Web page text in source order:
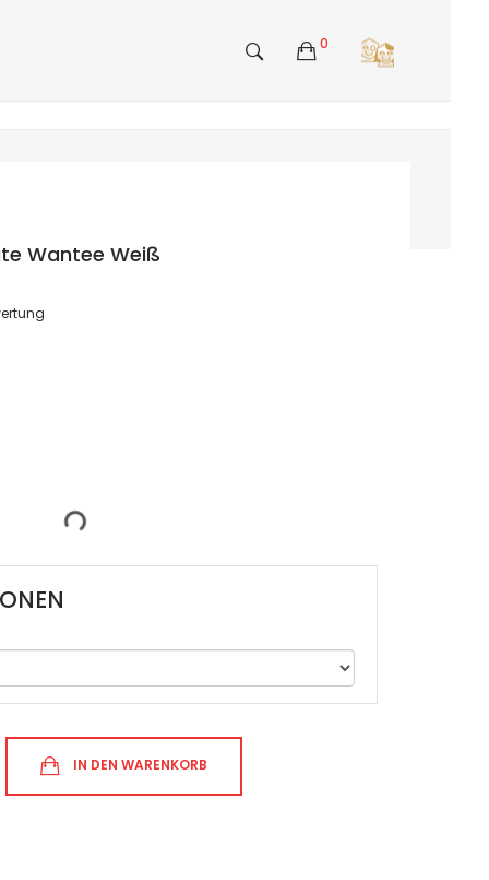
0
Wantee Weiß
IN DEN WARENKORB